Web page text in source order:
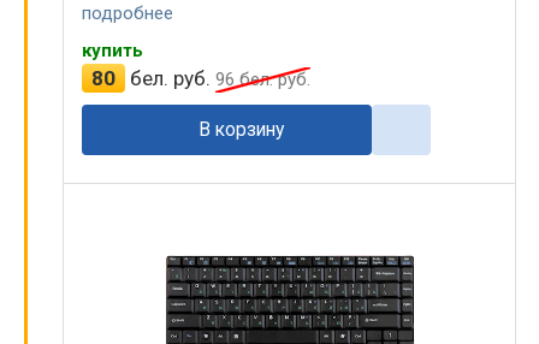
подробнее
купить
80 бел. руб. 96бел. руб.
В корзину